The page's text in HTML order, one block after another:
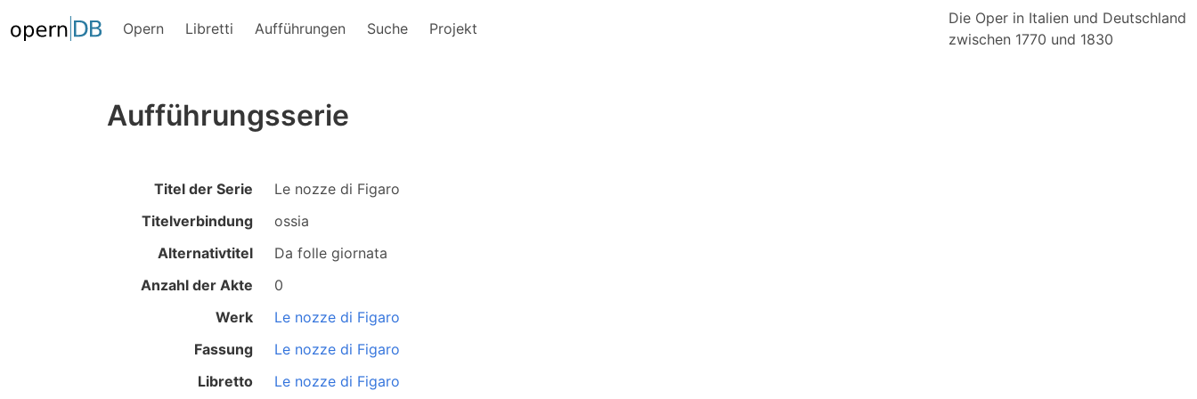
Opern Libretti Aufführungen Suche Projekt
Die Oper in Italien und Deutschland
zwischen 1770 und 1830
Aufführungsserie
Titel der Serie
Le nozze di Figaro
Titelverbindung
ossia
Alternativtitel
Da folle giornata
Anzahl der Akte
0
Werk
Le nozze di Figaro
Fassung
Le nozze di Figaro
Libretto
Le nozze di Figaro